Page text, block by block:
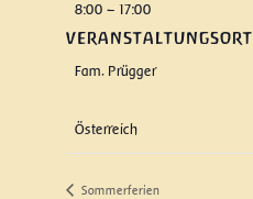
8:00 – 17:00
VERANSTALTUNGSORT
Fam. Prügger
Österreich
Sommerferien